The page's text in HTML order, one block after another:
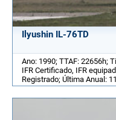
Ilyushin IL-76TD
Ano: 1990; TTAF: 22656h;
IFR Certificado, IFR
Registrado; Última Anual: